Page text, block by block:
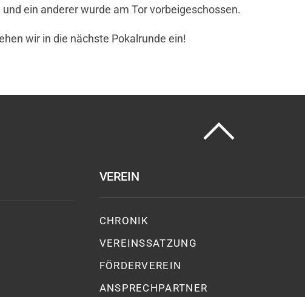
ein anderer wurde am Tor vorbeigeschossen.
wir in die nächste Pokalrunde ein!
VEREIN
CHRONIK
VEREINSSATZUNG
FÖRDERVEREIN
ANSPRECHPARTNER